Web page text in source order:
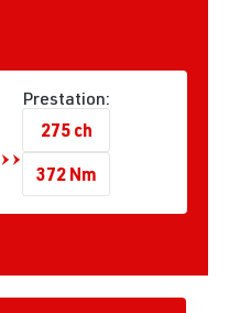
Prestation:
275 ch
372 Nm